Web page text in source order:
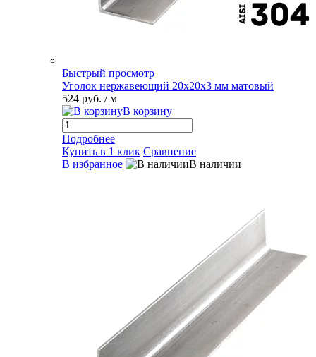
Быстрый просмотр
Уголок нержавеющий 20х20х3 мм матовый
524 руб. / м
В корзину
Подробнее
Купить в 1 клик Сравнение
В избранное
В наличии